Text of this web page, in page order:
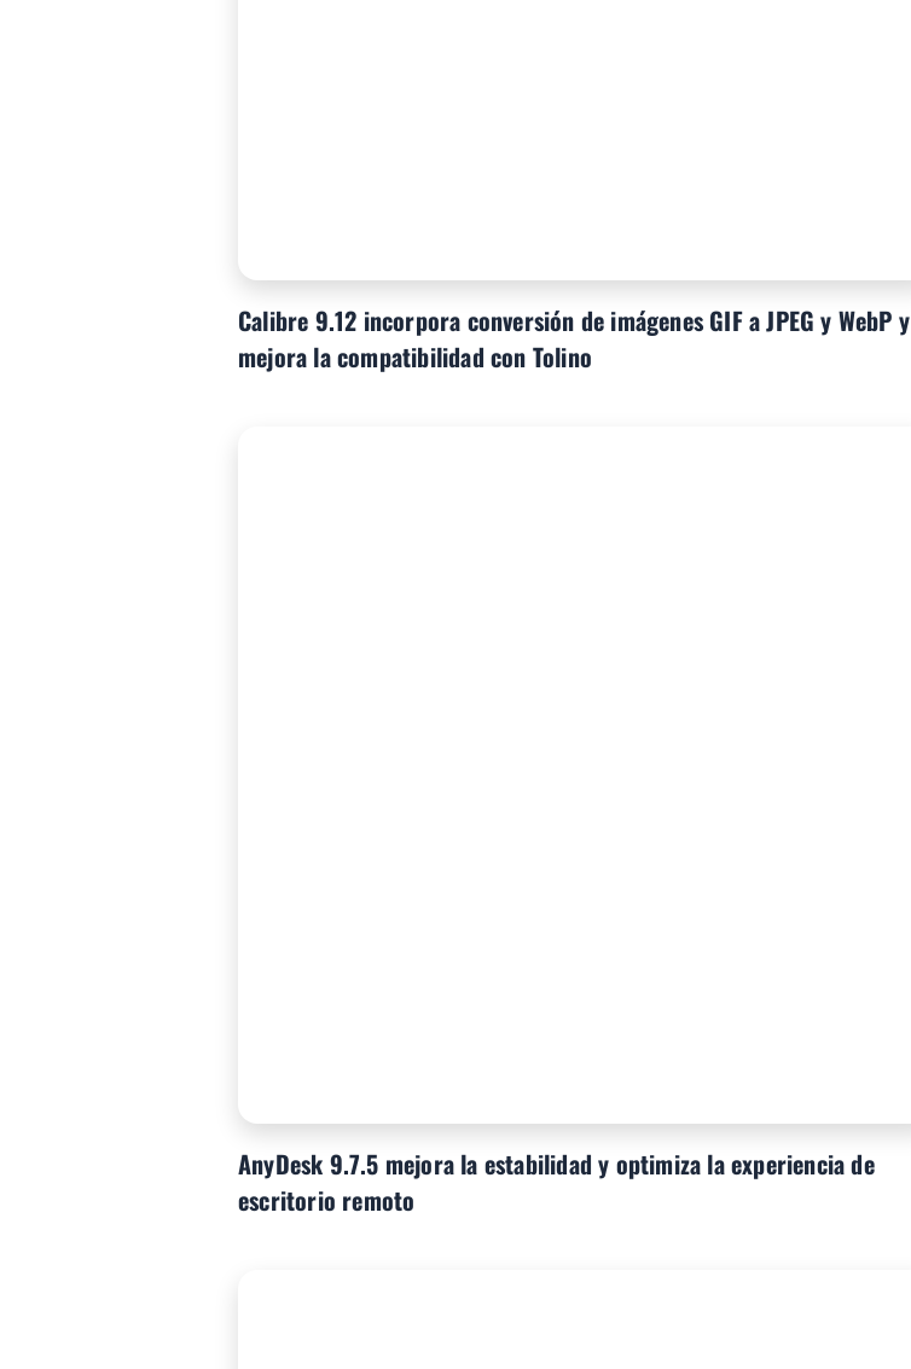
Calibre 9.12 incorpora conversión de imágenes GIF a JPEG y WebP y
mejora la compatibilidad con Tolino
AnyDesk 9.7.5 mejora la estabilidad y optimiza la experiencia de
escritorio remoto